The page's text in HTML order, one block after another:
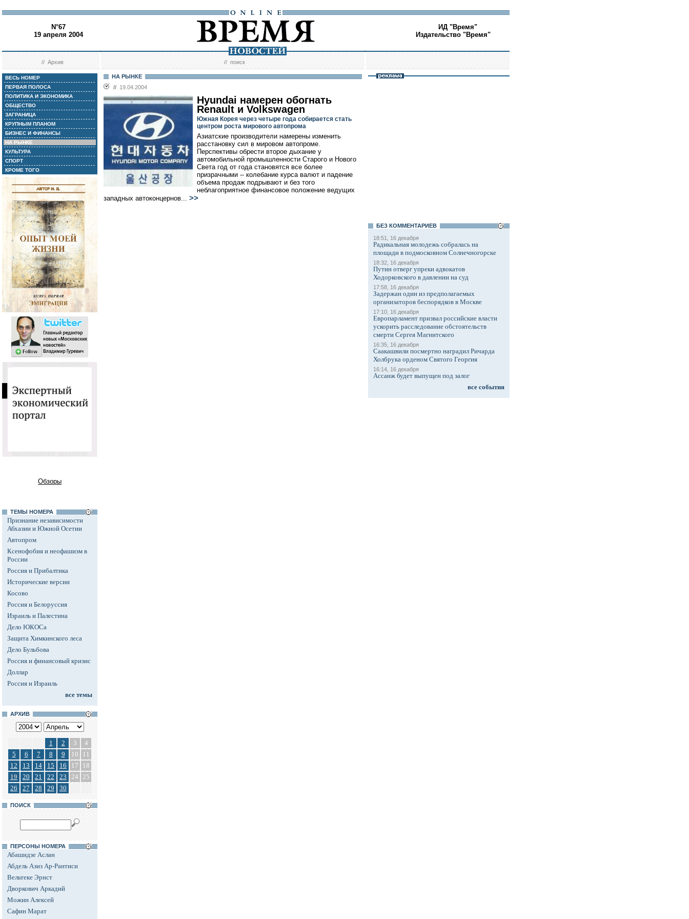
N°67
19 апреля 2004
ИД "Время"
Издательство "Время"
//Архив //поиск
ВЕСЬ НОМЕР
ПЕРВАЯ ПОЛОСА
ПОЛИТИКА И ЭКОНОМИКА
ОБЩЕСТВО
ЗАГРАНИЦА
КРУПНЫМ ПЛАНОМ
БИЗНЕС И ФИНАНСЫ
НА РЫНКЕ
КУЛЬТУРА
СПОРТ
КРОМЕ ТОГО
Обзоры
ТЕМЫ НОМЕРА
Признание независимости
Абхазии и Южной Осетии
Автопром
Ксенофобия и неофашизм в
России
Россия и Прибалтика
Исторические версии
Косово
Россия и Белоруссия
Израиль и Палестина
Дело ЮКОСа
Защита Химкинского леса
Дело Бульбова
Россия и финансовый кризис
Доллар
Россия и Израиль
все темы
АРХИВ
1 2 3
4
5
6 7 8 9 10
11
12
13 14 15 16 17
18
19
20 21 22 23 24 25
26
27 28 29 30
ПОИСК
ПЕРСОНЫ НОМЕРА
Абашидзе Аслан
Абдель Азиз Ар-Рантиси
Вельтеке Эрнст
Дворкович Аркадий
Можин Алексей
Сафин Марат
НА РЫНКЕ
// 19.04.2004
Hyundai намерен обогнать
Renault и Volkswagen
Южная Корея через четыре года собирается стать
центром роста мирового автопрома
Азиатские производители намерены изменить
расстановку сил в мировом автопроме.
Перспективы обрести второе дыхание у
автомобильной промышленности Старого и Нового
Света год от года становятся все более
призрачными -- колебание курса валют и падение
объема продаж подрывают и без того
неблагоприятное финансовое положение ведущих
западных автоконцернов... >>
БЕЗ КОМMЕНТАРИЕВ
18:51, 16 декабря
Радикальная молодежь собралась на
площади в подмосковном Солнечногорске
18:32, 16 декабря
Путин отверг упреки адвокатов
Ходорковского в давлении на суд
17:58, 16 декабря
Задержан один из предполагаемых
организаторов беспорядков в Москве
17:10, 16 декабря
Европарламент призвал российские власти
ускорить расследование обстоятельств
смерти Сергея Магнитского
16:35, 16 декабря
Саакашвили посмертно наградил Ричарда
Холбрука орденом Святого Георгия
16:14, 16 декабря
Ассанж будет выпущен под залог
все события